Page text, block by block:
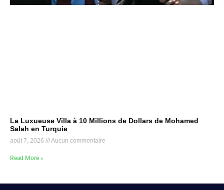
La Luxueuse Villa à 10 Millions de Dollars de Mohamed
Salah en Turquie
août 7, 2026 Aucun commentaire
Read More »